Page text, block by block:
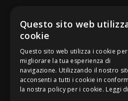
Be Bankers è ideato da
Questo sito web
cookie
Questo sito web utilizza i cookie per
migliorare la tua esperienza di
navigazione. Utilizzando il nostro
acconsenti a tutti i cookie in
la nostra policy per i cookie. Leggi